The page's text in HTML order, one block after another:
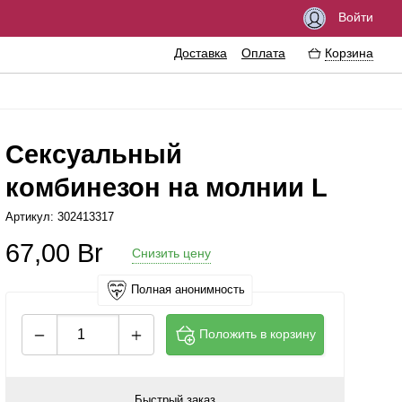
Войти
Доставка Оплата Корзина
масла
Эротические сувениры
Литература
Аксессуары для игр
Сексуальный
комбинезон на молнии L
Артикул: 302413317
67,00 Br Снизить цену
Полная анонимность
Положить в корзину